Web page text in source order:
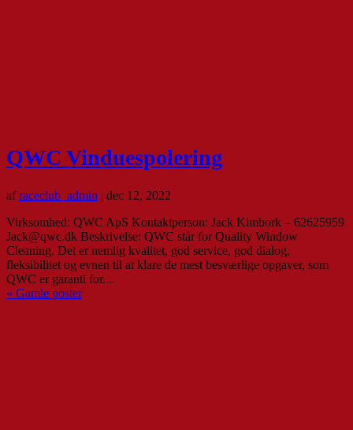
QWC Vinduespolering
afraceclub_admin | dec 12, 2022
Virksomhed: QWC ApS Kontaktperson: Jack Kimbork – 62625959
Jack@qwc.dk Beskrivelse: QWC står for Quality Window
Cleaning. Det er nemlig kvalitet, god service, god dialog,
fleksibilitet og evnen til at klare de mest besværlige opgaver, som
QWC er garanti for....
« Gamle poster